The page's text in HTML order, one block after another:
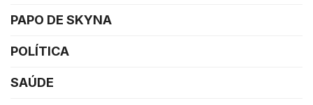
PAPO DE SKYNA
POLÍTICA
SAÚDE